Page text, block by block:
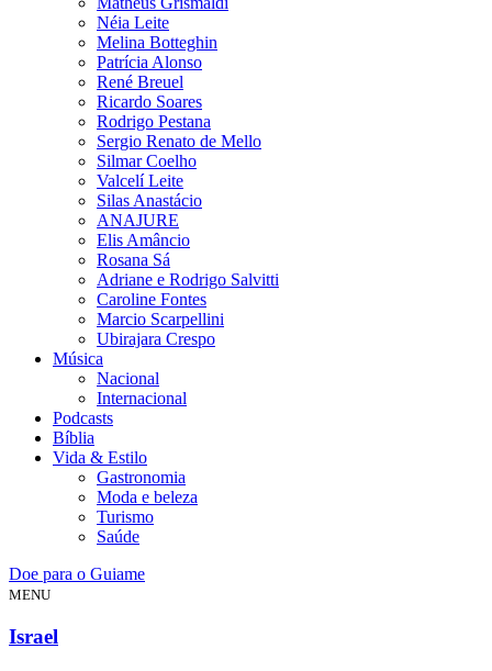
Néia Leite
Melina Botteghin
Patrícia Alonso
René Breuel
Ricardo Soares
Rodrigo Pestana
Sergio Renato de Mello
Silmar Coelho
Valcelí Leite
Silas Anastácio
ANAJURE
Elis Amâncio
Rosana Sá
Adriane e Rodrigo Salvitti
Caroline Fontes
Marcio Scarpellini
Ubirajara Crespo
Música
Nacional
Internacional
Podcasts
Bíblia
Vida & Estilo
Gastronomia
Moda e beleza
Turismo
Saúde
Doe para o Guiame
MENU
Israel